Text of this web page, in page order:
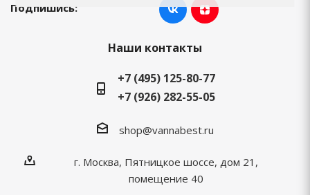
Подпишись:
Наши контакты
+7 (495) 125-80-77
+7 (926) 282-55-05
shop@vannabest.ru
г. Москва, Пятницкое шоссе, дом 21,
помещение 40